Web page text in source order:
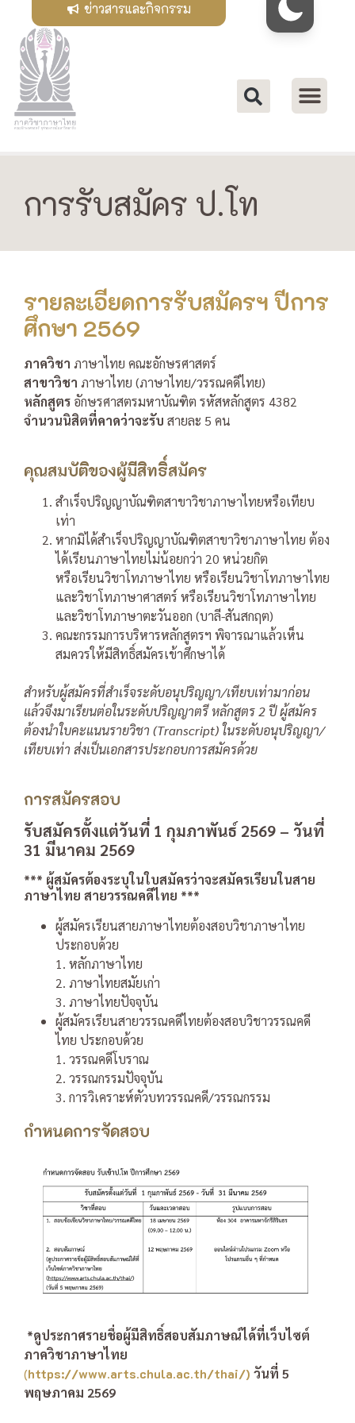
ข่าวสารและกิจกรรม
การรับสมัคร ป.โท
รายละเอียดการรับสมัครฯ ปีการ
ศึกษา 2569
ภาควิชา ภาษาไทย คณะอักษรศาสตร์
สาขาวิชา ภาษาไทย (ภาษาไทย/วรรณคดีไทย)
หลักสูตร อักษรศาสตรมหาบัณฑิต รหัสหลักสูตร 4382
จำนวนนิสิตที่คาดว่าจะรับ สายละ 5 คน
คุณสมบัติของผู้มีสิทธิ์สมัคร
สําเร็จปริญญาบัณฑิตสาขาวิชาภาษาไทยหรือเทียบ
เท่า
หากมิได้สําเร็จปริญญาบัณฑิตสาขาวิชาภาษาไทย ต้อง
ได้เรียนภาษาไทยไม่น้อยกว่า 20 หน่วยกิต
หรือเรียนวิชาโทภาษาไทย หรือเรียนวิชาโทภาษาไทย
และวิชาโทภาษาศาสตร์ หรือเรียนวิชาโทภาษาไทย
และวิชาโทภาษาตะวันออก (บาลี-สันสกฤต)
คณะกรรมการบริหารหลักสูตรฯ พิจารณาแล้วเห็น
สมควรให้มีสิทธิ์สมัครเข้าศึกษาได้
สําหรับผู้สมัครที่สําเร็จระดับอนุปริญญา/เทียบเท่ามาก่อน
แล้วจึงมาเรียนต่อในระดับปริญญาตรี หลักสูตร 2 ปี ผู้สมัคร
ต้องนําใบคะแนนรายวิชา (Transcript) ในระดับอนุปริญญา/
เทียบเท่า ส่งเป็นเอกสารประกอบการสมัครด้วย
การสมัครสอบ
รับสมัครตั้งแต่วันที่ 1 กุมภาพันธ์ 2569 – วันที่
31 มีนาคม 2569
*** ผู้สมัครต้องระบุในใบสมัครว่าจะสมัครเรียนในสาย
ภาษาไทย สายวรรณคดีไทย ***
ผู้สมัครเรียนสายภาษาไทยต้องสอบวิชาภาษาไทย
ประกอบด้วย
1. หลักภาษาไทย
2. ภาษาไทยสมัยเก่า
3. ภาษาไทยปัจจุบัน
ผู้สมัครเรียนสายวรรณคดีไทยต้องสอบวิชาวรรณคดี
ไทย ประกอบด้วย
1. วรรณคดีโบราณ
2. วรรณกรรมปัจจุบัน
3. การวิเคราะห์ตัวบทวรรณคดี/วรรณกรรม
กำหนดการจัดสอบ
*ดูประกาศรายชื่อผู้มีสิทธิ์สอบสัมภาษณ์ได้ที่เว็บไซต์
ภาควิชาภาษาไทย
(https://www.arts.chula.ac.th/thai/) วันที่ 5
พฤษภาคม 2569